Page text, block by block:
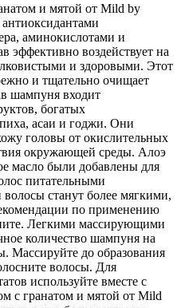
и мятой от Mild by
аминокислотами и
эффективно воздействует на
и здоровыми. Этот
и тщательно очищает
шампуня входит
богатых
асаи и годжи. Они
головы от окислительных
окружающей среды. Алоэ
масло были добавлены для
питательными
станут более мягкими,
по применению
Легкими массирующими
количество шампуня на
Массируйте до образования
волосы. Для
используйте вместе с
с гранатом и мятой от Mild